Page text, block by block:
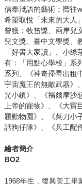
信奉淺語的藝術；嚮往
希望取悅「未來的大人
曾獲：牧笛獎、兩岸兒
兒文獎、臺中文學獎、
「好書大家讀」、小
有：「用點心學校」系
系列、《神奇掃帚出租
宇宙魔王的無敵武器》
光小鎮》、《福爾摩沙
上帝的寵物》、《大寶
題動物園》、《菜刀小
話狗仔隊》、《兵工配
繪者簡介
BO2
1968年生，復興美工畢